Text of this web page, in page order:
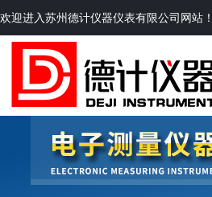
欢迎进入苏州德计仪器仪表有限公司网站！